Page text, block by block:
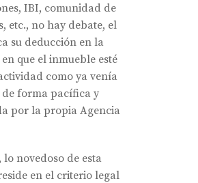
IBI, comunidad de
etc., no hay debate, el
su deducción en la
que el inmueble esté
como ya venía
de forma pacífica y
por la propia Agencia
novedoso de esta
en el criterio legal